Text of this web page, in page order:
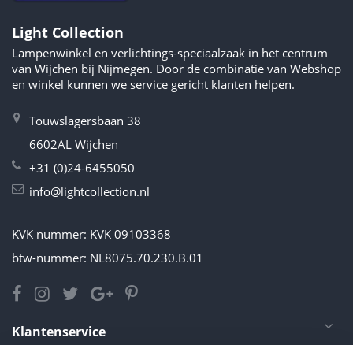
Light Collection
Lampenwinkel en verlichtings-speciaalzaak in het centrum
van Wijchen bij Nijmegen. Door de combinatie van Webshop
en winkel kunnen we service gericht klanten helpen.
Touwslagersbaan 38
6602AL Wijchen
+31 (0)24-6455050
info@lightcollection.nl
KVK nummer: KVK 09103368
btw-nummer: NL8075.70.230.B.01
Klantenservice